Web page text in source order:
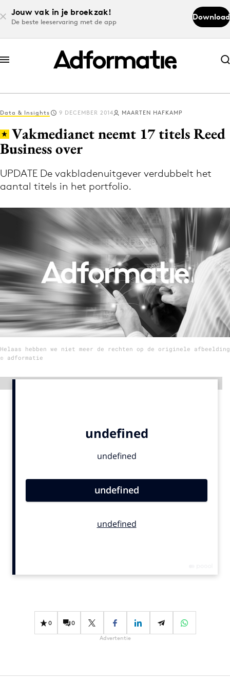
Jouw vak in je broekzak!
De beste leeservaring met de app
Download
Abonneer nu
Abonneer nu
Log in
Volg het laatste nieuws via de Adformatie
Nieuws app
Menu
Home
9 sept: GenAI-training
12 nov: MarketingLive!
Adverteren
Events
Carriere
Design
Diversiteit
Effectiviteit
Data & Insights 9 DECEMBER 2014 MAARTEN HAFKAMP
Vakmedianet neemt 17 titels Reed
Business over
UPDATE De vakbladenuitgever verdubbelt het
aantal titels in het portfolio.
Helaas hebben we niet meer de rechten op de originele afbeelding
© adformatie
0 0
Advertentie